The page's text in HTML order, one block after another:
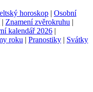
horoskop | Osobní
| Znamení zvěrokruhu |
kalendář 2026 |
roku | Pranostiky | Svátky